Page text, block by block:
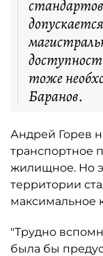
тоже
Баранов.
Андрей Горев
транспортное
жилищное. Но
территории
максимальное
"Трудно
была бы